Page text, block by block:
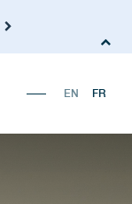
EN FR